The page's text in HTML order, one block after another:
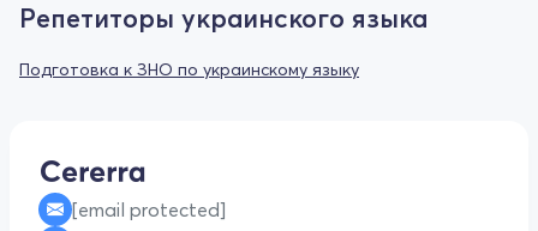
Репетиторы украинского языка
Подготовка к ЗНО по украинскому языку
[email protected]